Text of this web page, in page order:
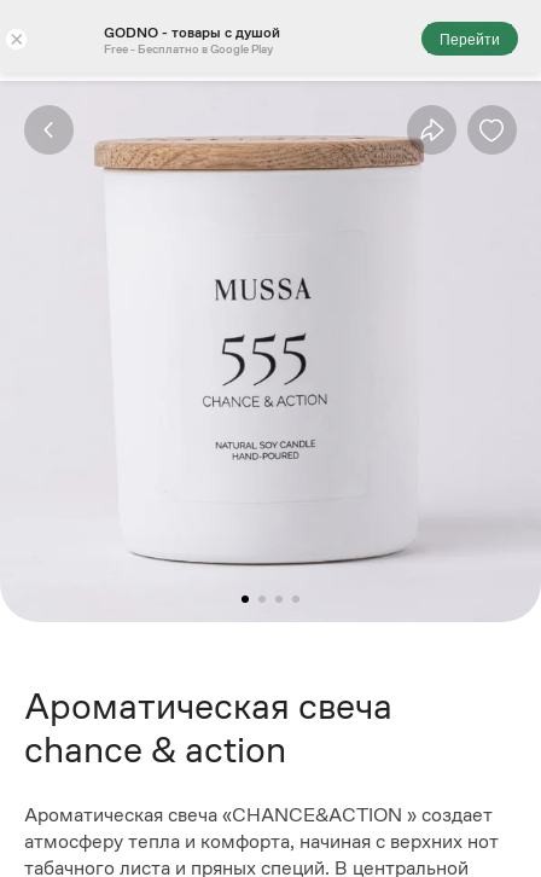
× GODNO - товары с душой
Free - Бесплатно в Google Play
Перейти
Ароматическая свеча
chance & action
Ароматическая свеча «CHANCE&ACTION » создает
атмосферу тепла и комфорта, начиная с верхних нот
табачного листа и пряных специй. В центральной